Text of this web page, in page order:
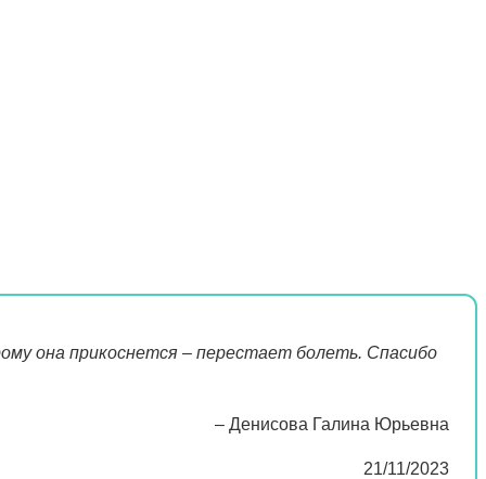
она прикоснется – перестает болеть. Спасибо
– Денисова Галина Юрьевна
21/11/2023